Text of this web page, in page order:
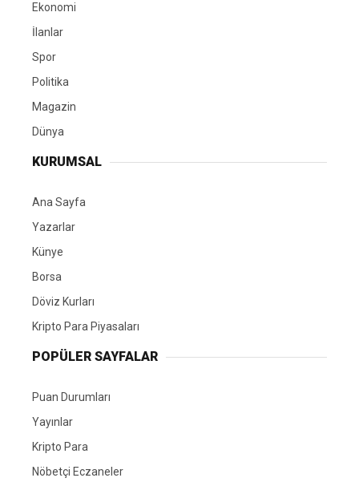
Ekonomi
İlanlar
Spor
Politika
Magazin
Dünya
KURUMSAL
Ana Sayfa
Yazarlar
Künye
Borsa
Döviz Kurları
Kripto Para Piyasaları
POPÜLER SAYFALAR
Puan Durumları
Yayınlar
Kripto Para
Nöbetçi Eczaneler